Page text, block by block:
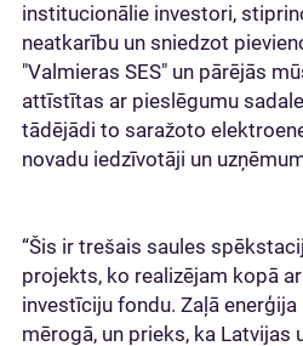
institucionālie investori,
neatkarību un sniedzot
"Valmieras SES" un pārējās
attīstītas ar pieslēgumu
tādējādi to saražoto
novadu iedzīvotāji un
“Šis ir trešais saules
projekts, ko realizējam kopā
investīciju fondu. Zaļā
mērogā, un prieks, ka Latvijas